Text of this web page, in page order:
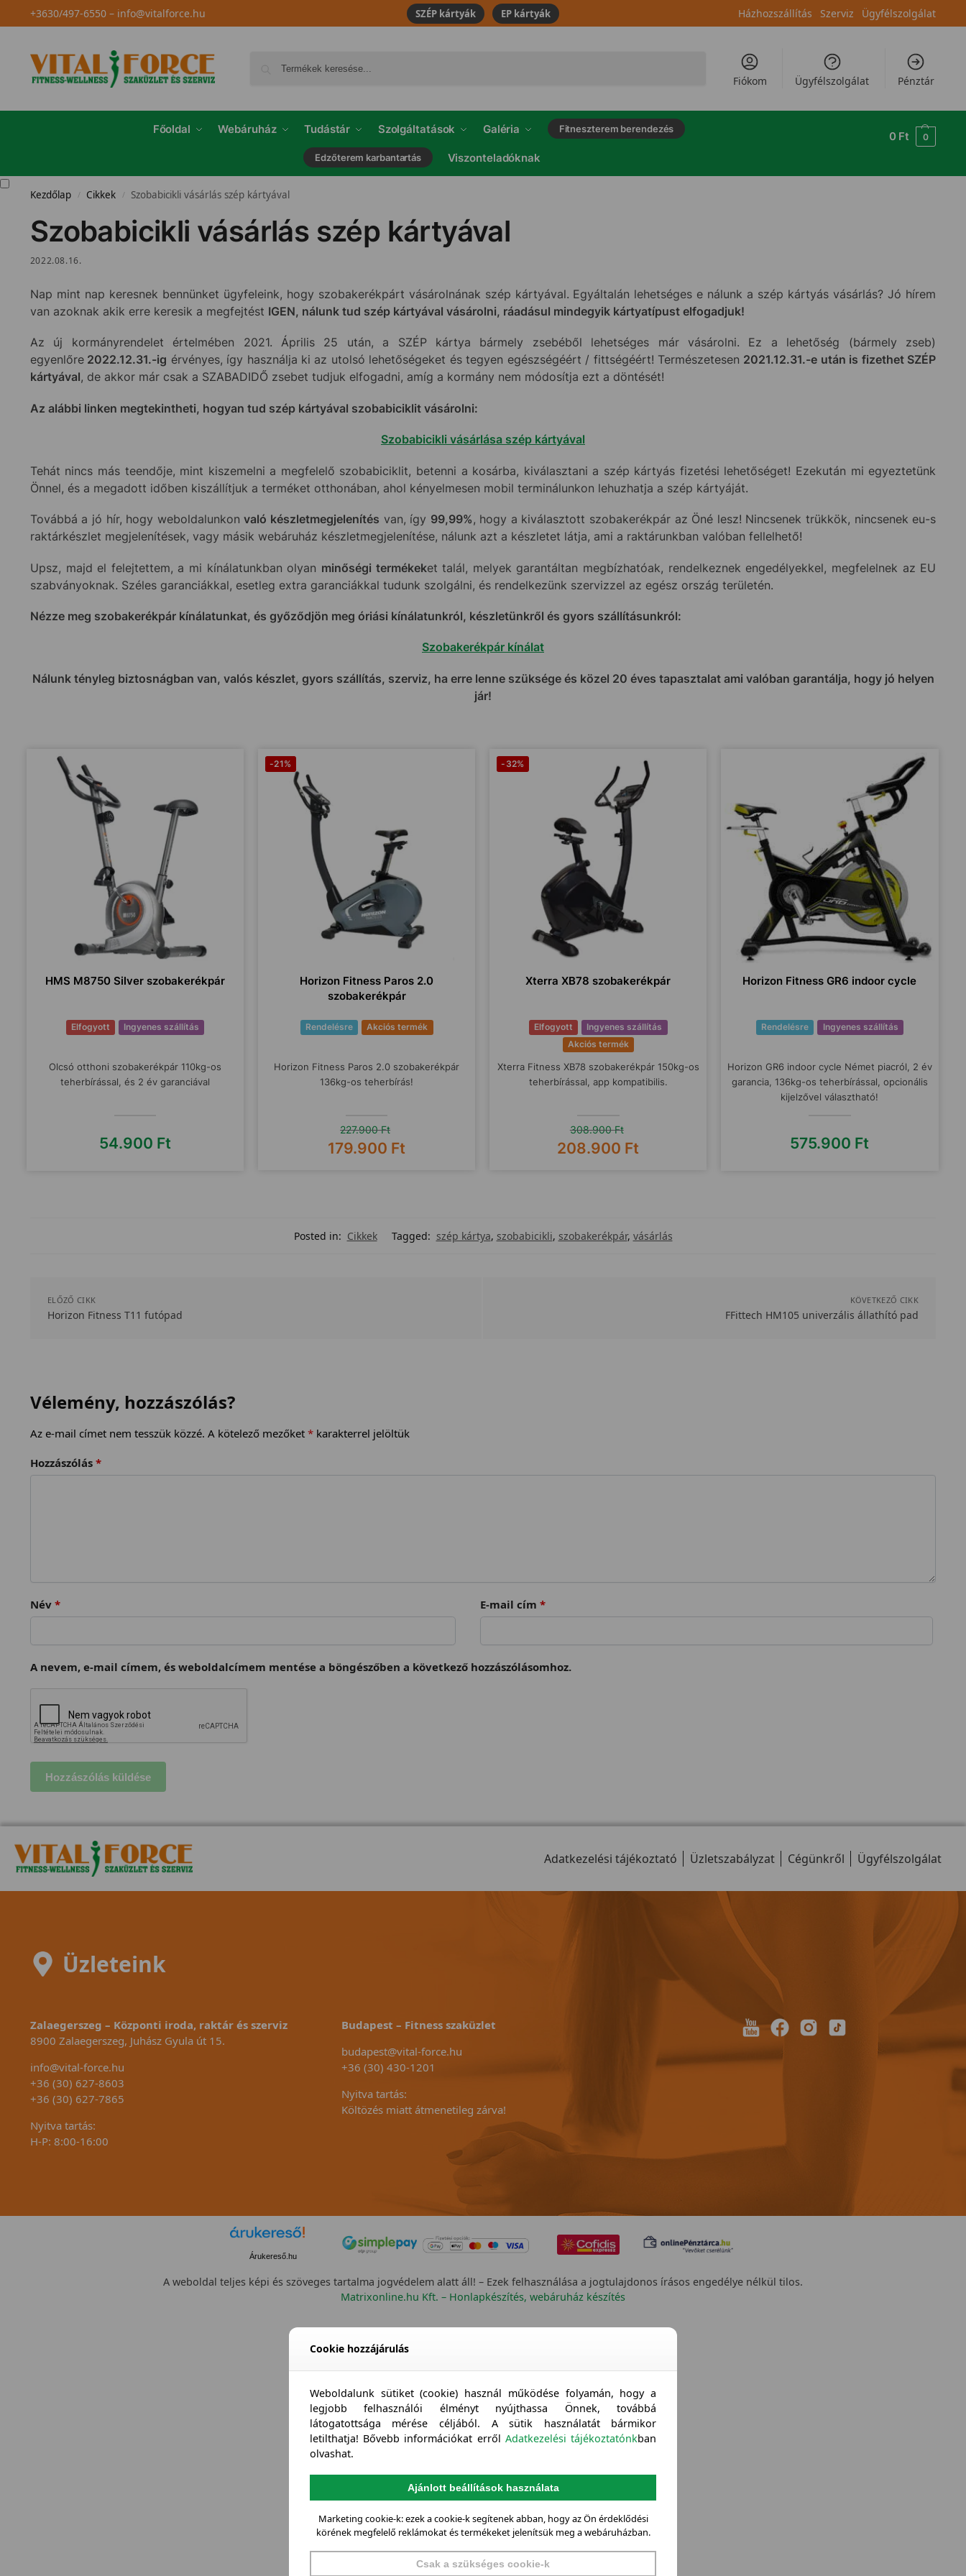
+3630/497-6550– info@vitalforce.hu SZÉP kártyák EP kártyák Házhozszállítás Szerviz Ügyfélszolgálat
Fiókom Ügyfélszolgálat Pénztár
Főoldal Webáruház Tudástár Szolgáltatások Galéria Fitneszterem berendezés
Edzőterem karbantartás Viszonteladóknak
0 Ft 0
Kezdőlap / Cikkek / Szobabicikli vásárlás szép kártyával
Szobabicikli vásárlás szép kártyával
2022.08.16.
Nap mint nap keresnek bennünket ügyfeleink, hogy szobakerékpárt vásárolnának szép kártyával. Egyáltalán lehetséges e nálunk a szép kártyás vásárlás? Jó hírem
van azoknak akik erre keresik a megfejtést IGEN, nálunk tud szép kártyával vásárolni, ráadásul mindegyik kártyatípust elfogadjuk!
Az új kormányrendelet értelmében 2021. Április 25 után, a SZÉP kártya bármely zsebéből lehetséges már vásárolni. Ez a lehetőség (bármely zseb)
egyenlőre2022.12.31.-ig érvényes, így használja ki az utolsó lehetőségeket és tegyen egészségéért / fittségéért! Természetesen 2021.12.31.-e után is fizethet SZÉP
kártyával, de akkor már csak a SZABADIDŐ zsebet tudjuk elfogadni, amíg a kormány nem módosítja ezt a döntését!
Az alábbi linken megtekintheti, hogyan tud szép kártyával szobabiciklit vásárolni:
Szobabicikli vásárlása szép kártyával
Tehát nincs más teendője, mint kiszemelni a megfelelő szobabiciklit, betenni a kosárba, kiválasztani a szép kártyás fizetési lehetőséget! Ezekután mi egyeztetünk
Önnel, és a megadott időben kiszállítjuk a terméket otthonában, ahol kényelmesen mobil terminálunkon lehuzhatja a szép kártyáját.
Továbbá a jó hír, hogy weboldalunkonvaló készletmegjelenítés van, így 99,99%, hogy a kiválasztott szobakerékpár az Öné lesz! Nincsenek trükkök, nincsenek eu-s
raktárkészlet megjelenítések, vagy másik webáruház készletmegjelenítése, nálunk azt a készletet látja, ami a raktárunkban valóban fellelhető!
Upsz, majd el felejtettem, a mi kínálatunkban olyan minőségi termékeket talál, melyek garantáltan megbízhatóak, rendelkeznek engedélyekkel, megfelelnek az EU
szabványoknak. Széles garanciákkal, esetleg extra garanciákkal tudunk szolgálni, és rendelkezünk szervizzel az egész ország területén.
Nézze meg szobakerékpár kínálatunkat, és győződjön meg óriási kínálatunkról, készletünkről és gyors szállításunkról:
Szobakerékpár kínálat
Nálunk tényleg biztosnágban van, valós készlet, gyors szállítás, szerviz, ha erre lenne szüksége és közel 20 éves tapasztalat ami valóban garantálja, hogy jó helyen
jár!
HMS M8750 Silver szobakerékpár
Elfogyott Ingyenes szállítás
Olcsó otthoni szobakerékpár 110kg-os
teherbírással, és 2 év garanciával
54.900 Ft
-21%
Horizon Fitness Paros 2.0
szobakerékpár
Rendelésre Akciós termék
Horizon Fitness Paros 2.0 szobakerékpár
136kg-os teherbírás!
227.900Ft
179.900 Ft
-32%
Xterra XB78 szobakerékpár
Elfogyott
Ingyenes szállítás
Akciós termék
Xterra Fitness XB78 szobakerékpár 150kg-os
teherbírással, app kompatibilis.
308.900Ft
208.900 Ft
Horizon Fitness GR6 indoor cycle
Rendelésre Ingyenes szállítás
Horizon GR6 indoor cycle Német piacról, 2 év
garancia, 136kg-os teherbírással, opcionális
kijelzővel választható!
575.900 Ft
Posted in: Cikkek Tagged: szép kártya, szobabicikli, szobakerékpár, vásárlás
ELŐZŐ CIKK
Horizon Fitness T11 futópad
KÖVETKEZŐ CIKK
FFittech HM105 univerzális állathító pad
Vélemény, hozzászólás?
Az e-mail címet nem tesszük közzé. A kötelező mezőket *karakterrel jelöltük
Hozzászólás *
Név * E-mail cím*
A nevem, e-mail címem, és weboldalcímem mentése a böngészőben a következő hozzászólásomhoz.
Adatkezelési tájékoztató Üzletszabályzat Cégünkről Ügyfélszolgálat
Üzleteink
Zalaegerszeg – Központi iroda, raktár és szerviz
8900 Zalaegerszeg, Juhász Gyula út 15.
info@vital-force.hu
+36 (30) 627-8603
+36 (30) 627-7865
Nyitva tartás:
H-P: 8:00-16:00
Budapest – Fitness szaküzlet
budapest@vital-force.hu
+36 (30) 430-1201
Nyitva tartás:
Költözés miatt átmenetileg zárva!
Árukereső.hu
A weboldal teljes képi és szöveges tartalma jogvédelem alatt áll! – Ezek felhasználása a jogtulajdonos írásos engedélye nélkül tilos.
Matrixonline.hu Kft. – Honlapkészítés, webáruház készítés
Cookie hozzájárulás
Weboldalunk sütiket (cookie) használ működése folyamán, hogy a
legjobb felhasználói élményt nyújthassa Önnek, továbbá
látogatottsága mérése céljából. A sütik használatát bármikor
letilthatja! Bővebb információkat erről Adatkezelési tájékoztatónkban
olvashat.
Ajánlott beállítások használata
Marketing cookie-k: ezek a cookie-k segítenek abban, hogy az Ön érdeklődési
körének megfelelő reklámokat és termékeket jelenítsük meg a webáruházban.
Csak a szükséges cookie-k